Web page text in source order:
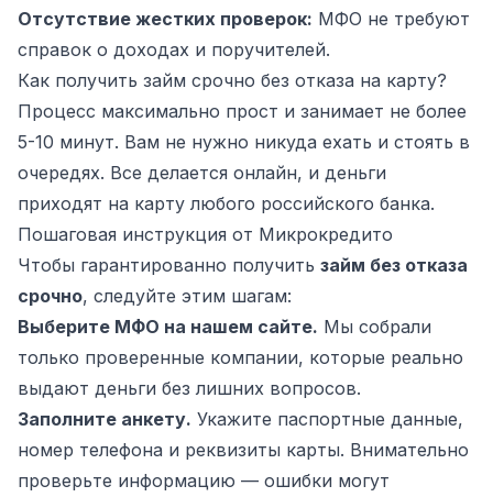
Отсутствие жестких проверок: МФО не требуют
справок о доходах и поручителей.
Как получить займ срочно без отказа на карту?
Процесс максимально прост и занимает не более
5-10 минут. Вам не нужно никуда ехать и стоять в
очередях. Все делается онлайн, и деньги
приходят на карту любого российского банка.
Пошаговая инструкция от Микрокредито
Чтобы гарантированно получить займ без отказа
срочно, следуйте этим шагам:
Выберите МФО на нашем сайте. Мы собрали
только проверенные компании, которые реально
выдают деньги без лишних вопросов.
Заполните анкету. Укажите паспортные данные,
номер телефона и реквизиты карты. Внимательно
проверьте информацию — ошибки могут